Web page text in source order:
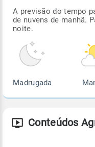
A previsão do tempo
de nuvens de manhã.
noite.
Madrugada
Conteúdos